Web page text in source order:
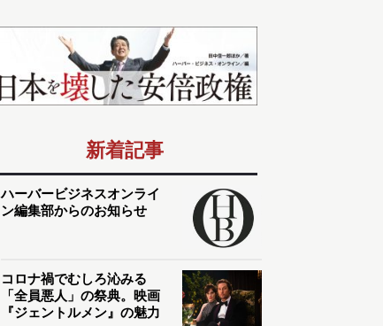
新着記事
ハーバービジネスオンライ
ン編集部からのお知らせ
コロナ禍でむしろ沁みる
「全員悪人」の祭典。映画
『ジェントルメン』の魅力